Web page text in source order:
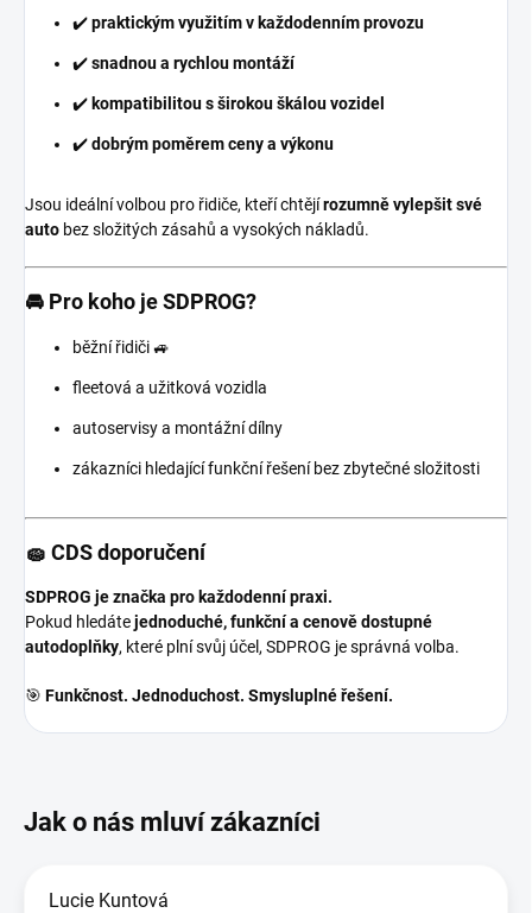
✔️praktickým využitím v každodenním provozu
✔️snadnou a rychlou montáží
✔️ kompatibilitou s širokou škálou vozidel
✔️dobrým poměrem ceny a výkonu
Jsou ideální volbou pro řidiče, kteří chtějírozumně vylepšit své
auto bez složitých zásahů a vysokých nákladů.
🚘 Pro koho je SDPROG?
běžní řidiči 🚙
fleetová a užitková vozidla
autoservisy a montážní dílny
zákazníci hledající funkční řešení bez zbytečné složitosti
🧽 CDS doporučení
SDPROG je značka pro každodenní praxi.
Pokud hledátejednoduché, funkční a cenově dostupné
autodoplňky, které plní svůj účel, SDPROG je správná volba.
🎯 Funkčnost. Jednoduchost. Smysluplné řešení.
Lucie Kuntová